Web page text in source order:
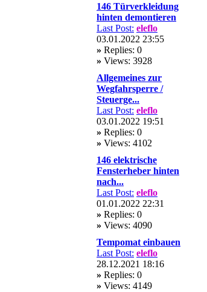
146 Türverkleidung
hinten demontieren
Last Post: eleflo
03.01.2022 23:55
» Replies: 0
» Views: 3928
Allgemeines zur
Wegfahrsperre /
Steuerge...
Last Post: eleflo
03.01.2022 19:51
» Replies: 0
» Views: 4102
146 elektrische
Fensterheber hinten
nach...
Last Post: eleflo
01.01.2022 22:31
» Replies: 0
» Views: 4090
Tempomat einbauen
Last Post: eleflo
28.12.2021 18:16
» Replies: 0
» Views: 4149